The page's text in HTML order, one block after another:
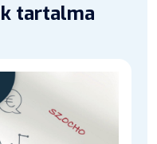
tartalma